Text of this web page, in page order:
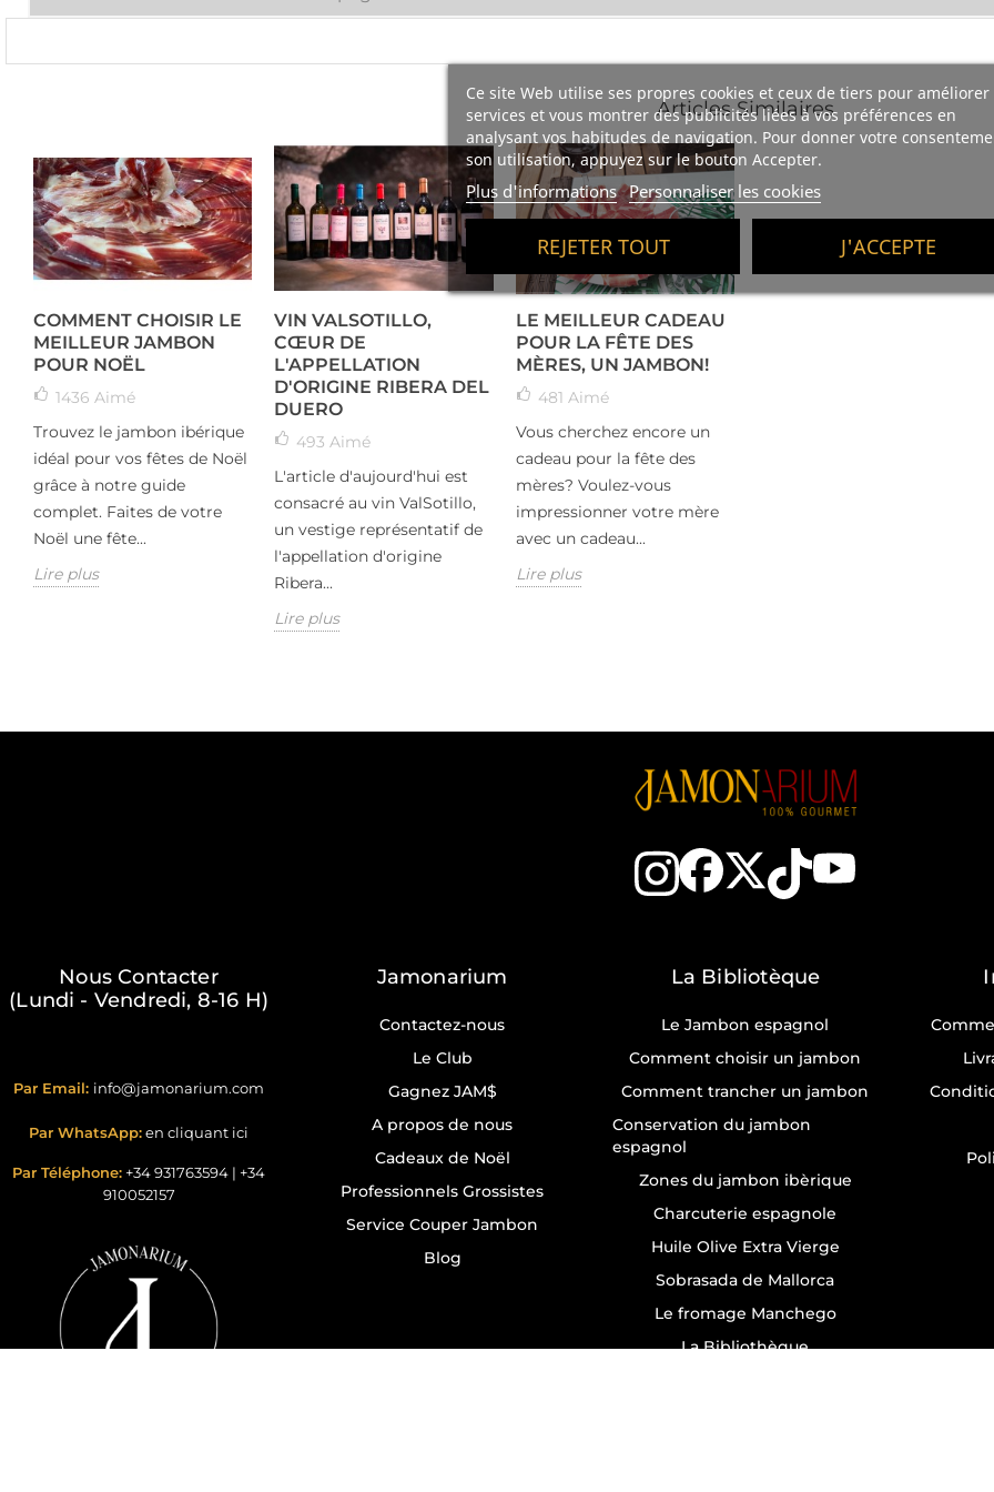
Ce site Web utilise ses propres cookies et ceux de tiers pour améliorer
services et vous montrer des publicités liées à vos préférences en
analysant vos habitudes de navigation. Pour donner votre
son utilisation, appuyez sur le bouton Accepter.
Plus d'informations Personnaliser les cookies
REJETER TOUT J'ACCEPTE
Articles Similaires
COMMENT CHOISIR LE
MEILLEUR JAMBON
POUR NOËL
1436 Aimé
Trouvez le jambon ibérique
idéal pour vos fêtes de Noël
grâce à notre guide
complet. Faites de votre
Noël une fête...
Lire plus
VIN VALSOTILLO,
CŒUR DE
L'APPELLATION
D'ORIGINE RIBERA DEL
DUERO
493 Aimé
L'article d'aujourd'hui est
consacré au vin ValSotillo,
un vestige représentatif de
l'appellation d'origine
Ribera...
Lire plus
LE MEILLEUR CADEAU
POUR LA FÊTE DES
MÈRES, UN JAMBON!
481 Aimé
Vous cherchez encore un
cadeau pour la fête des
mères? Voulez-vous
impressionner votre mère
avec un cadeau...
Lire plus
Nous Contacter
(Lundi - Vendredi, 8-16 H)
Par Email: info@jamonarium.com
Par WhatsApp:en cliquant ici
Par Téléphone: +34 931763594 | +34
910052157
Jamonarium
Contactez-nous
Le Club
Gagnez JAM$
A propos de nous
Cadeaux de Noël
Professionnels Grossistes
Service Couper Jambon
Blog
La Bibliotèque
Le Jambon espagnol
Comment choisir un jambon
Comment trancher un jambon
Conservation du jambon
espagnol
Zones du jambon ibèrique
Charcuterie espagnole
Huile Olive Extra Vierge
Sobrasada de Mallorca
Le fromage Manchego
La Bibliothèque